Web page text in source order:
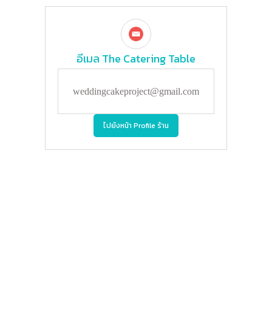
อีเมล The Catering Table
weddingcakeproject@gmail.com
ไปยังหน้า Profile ร้าน